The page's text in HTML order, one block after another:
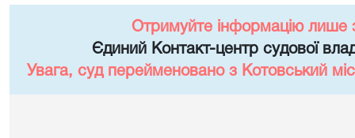
Отримуйте інформацію лише
Єдиний Контакт-центр судової
Увага, суд перейменовано з Котовський